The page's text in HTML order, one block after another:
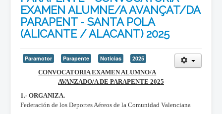
EXAMEN ALUMNE/A AVANÇAT/DA
PARAPENT - SANTA POLA
(ALICANTE / ALACANT) 2025
Paramotor Parapente Noticias
2025
CONVOCATORIA EXAMEN ALUMNO/A
AVANZADO/A DE PARAPENTE 2025
1.- ORGANIZA.
Federación de los Deportes Aéreos de la Comunidad Valenciana